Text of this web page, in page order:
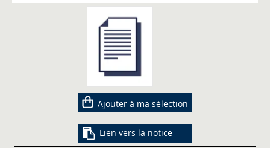
Ajouter à ma sélection
Lien vers la notice